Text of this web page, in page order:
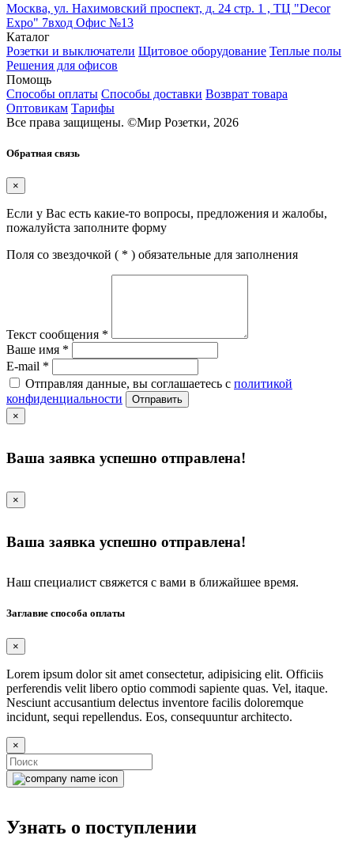
Москва, ул. Нахимовский проспект, д. 24 стр. 1 , ТЦ "Decor
Expo" 7вход Офис №13
Каталог
Розетки и выключатели Щитовое оборудование Теплые полы
Решения для офисов
Помощь
Способы оплаты Способы доставки Возврат товара
Оптовикам Тарифы
Все права защищены. ©Мир Розетки, 2026
Обратная связь
×
Если у Вас есть какие-то вопросы, предложения и жалобы,
пожалуйста заполните форму
Поля со звездочкой ( * ) обязательные для заполнения
Текст сообщения *
Ваше имя *
E-mail *
Отправляя данные, вы соглашаетесь с политикой
конфиденциальности
Отправить
×
Ваша заявка успешно отправлена!
×
Ваша заявка успешно отправлена!
Наш специалист свяжется с вами в ближайшее время.
Заглавие способа оплаты
×
Lorem ipsum dolor sit amet consectetur, adipisicing elit. Officiis
perferendis velit libero optio commodi sapiente quas. Vel, itaque.
Nesciunt accusantium delectus inventore facilis doloremque
incidunt, sequi repellendus. Eos, consequuntur architecto.
×
Узнать о поступлении